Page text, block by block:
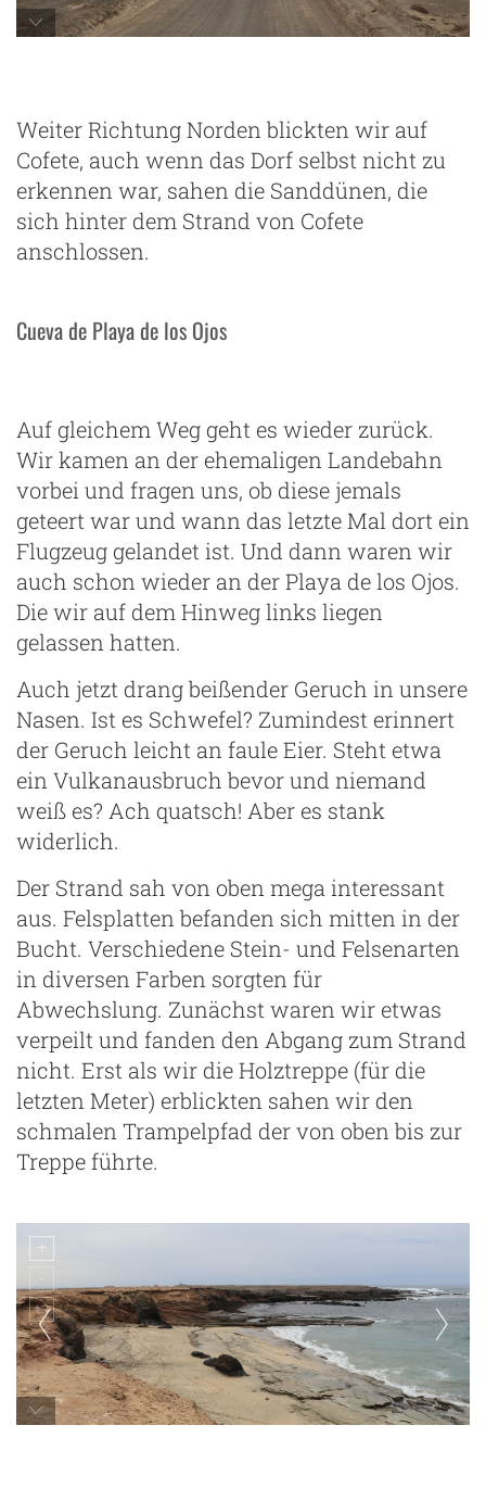
Weiter Richtung Norden blickten wir auf
Cofete, auch wenn das Dorf selbst nicht zu
erkennen war, sahen die Sanddünen, die
sich hinter dem Strand von Cofete
anschlossen.
Cueva de Playa de los Ojos
Auf gleichem Weg geht es wieder zurück.
Wir kamen an der ehemaligen Landebahn
vorbei und fragen uns, ob diese jemals
geteert war und wann das letzte Mal dort ein
Flugzeug gelandet ist. Und dann waren wir
auch schon wieder an der Playa de los Ojos.
Die wir auf dem Hinweg links liegen
gelassen hatten.
Auch jetzt drang beißender Geruch in unsere
Nasen. Ist es Schwefel? Zumindest erinnert
der Geruch leicht an faule Eier. Steht etwa
ein Vulkanausbruch bevor und niemand
weiß es? Ach quatsch! Aber es stank
widerlich.
Der Strand sah von oben mega interessant
aus. Felsplatten befanden sich mitten in der
Bucht. Verschiedene Stein- und Felsenarten
in diversen Farben sorgten für
Abwechslung. Zunächst waren wir etwas
verpeilt und fanden den Abgang zum Strand
nicht. Erst als wir die Holztreppe (für die
letzten Meter) erblickten sahen wir den
schmalen Trampelpfad der von oben bis zur
Treppe führte.